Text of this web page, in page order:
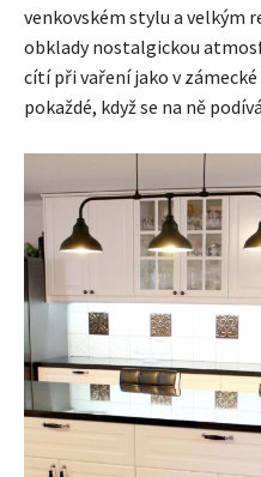
venkovském stylu a velkým
obklady nostalgickou
cítí při vaření jako v
pokaždé, když se na ně